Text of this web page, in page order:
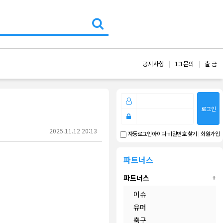
공지사항 1:1문의 출 금
2025.11.12 20:13
로그인
자동로그인아이디·비밀번호 찾기 |회원가입
파트너스
파트너스
이슈
유머
축구